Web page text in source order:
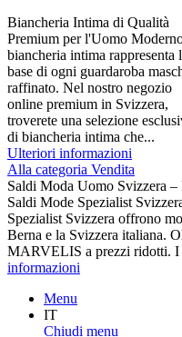
Biancheria Intima di Qualità
Premium per l'Uomo
biancheria intima rappresenta
base di ogni guardaroba
raffinato. Nel nostro negozio
online premium in Svizzera,
troverete una selezione
di biancheria intima che...
Ulteriori informazioni
Alla categoria Vendita
Saldi Moda Uomo Svizzera –
Saldi Mode Spezialist
Spezialist Svizzera offrono
Berna e la Svizzera italiana.
MARVELIS a prezzi ridotti. I
informazioni
Menu
IT
Chiudi menu